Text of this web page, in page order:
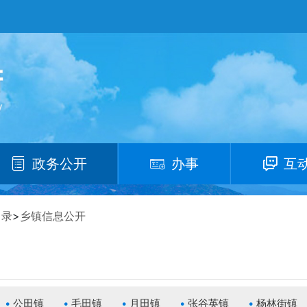
政务公开 办事 互
> 乡镇信息公开
公田镇 毛田镇 月田镇 张谷英镇 杨林街镇